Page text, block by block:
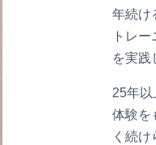
年続け
トレ
を実践
25年
体験を
く続